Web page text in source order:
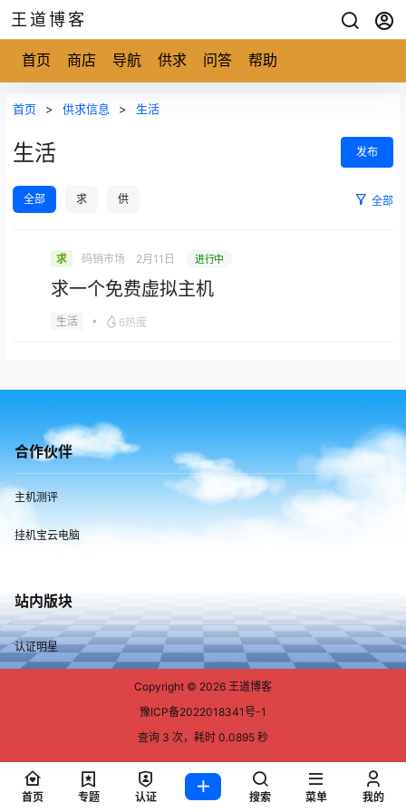
王道博客
首页 商店 导航 供求 问答 帮助
首页 > 供求信息 > 生活
生活 发布
全部 求 供 全部
求 码销市场 2月11日 进行中
求一个免费虚拟主机
生活 • 6热度
2026-02-11 00:20:54
合作伙伴
主机测评
挂机宝云电脑
站内版块
认证明星
Copyright © 2026 王道博客
豫ICP备2022018341号-1
查询 3 次，耗时 0.0895 秒
首页 专题 认证 搜索 菜单 我的